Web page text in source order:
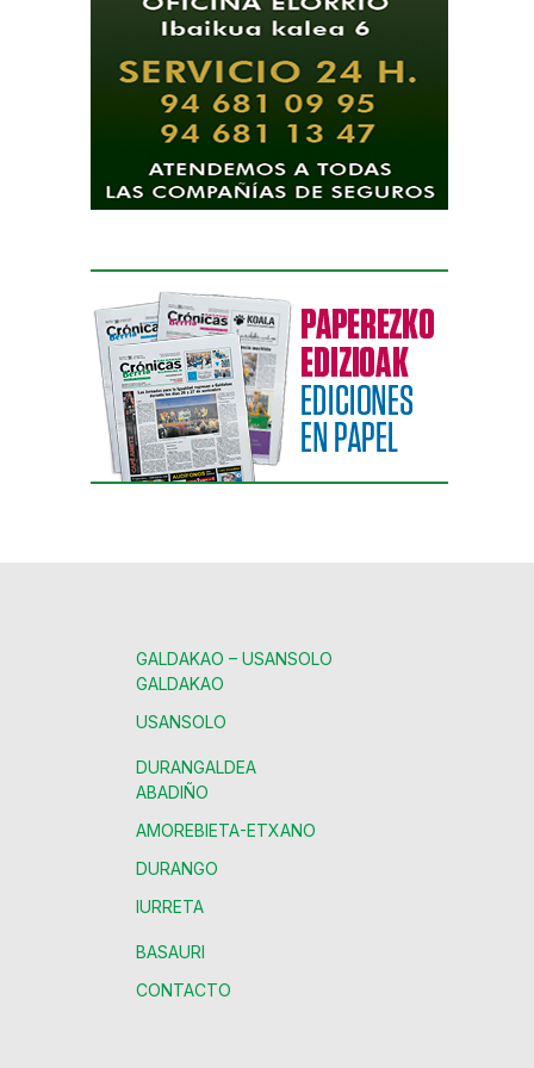
GALDAKAO – USANSOLO
GALDAKAO
USANSOLO
DURANGALDEA
ABADIÑO
AMOREBIETA-ETXANO
DURANGO
IURRETA
BASAURI
CONTACTO